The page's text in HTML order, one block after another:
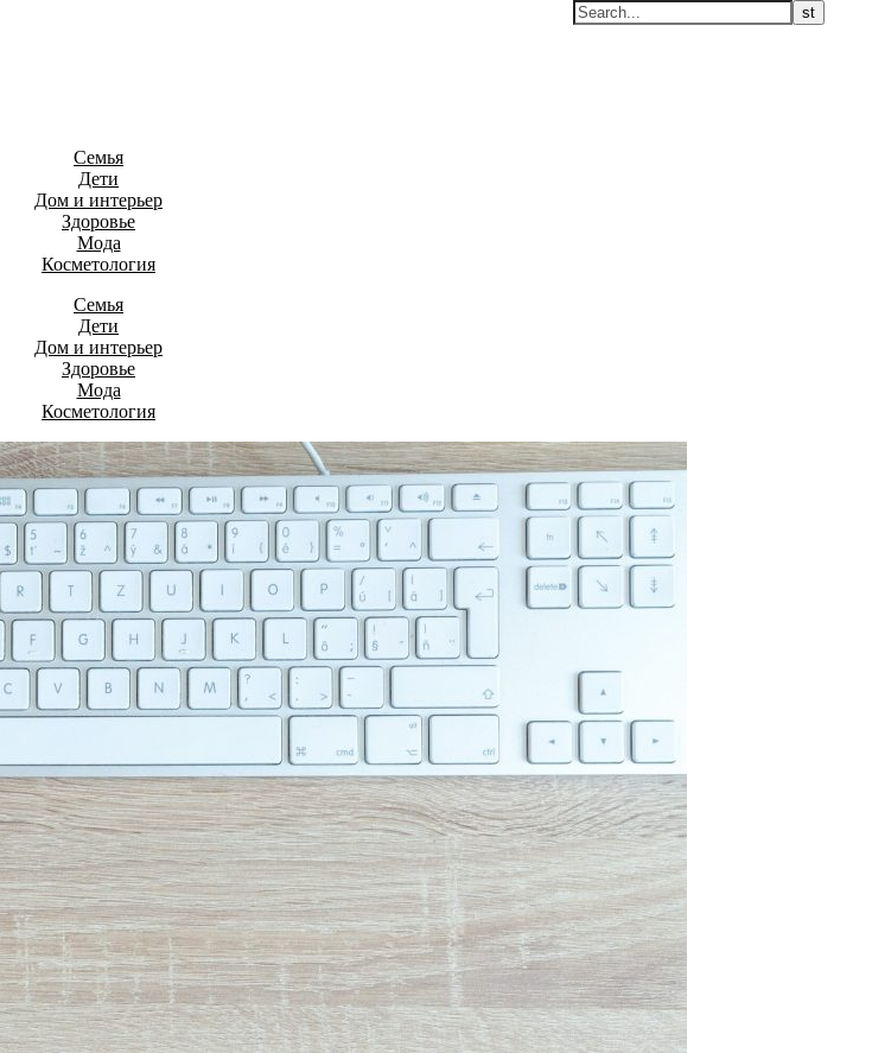
Семья
Дети
Дом и интерьер
Здоровье
Мода
Косметология
Семья
Дети
Дом и интерьер
Здоровье
Мода
Косметология